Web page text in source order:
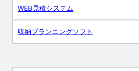
WEB見積システム
収納プランニングソフト